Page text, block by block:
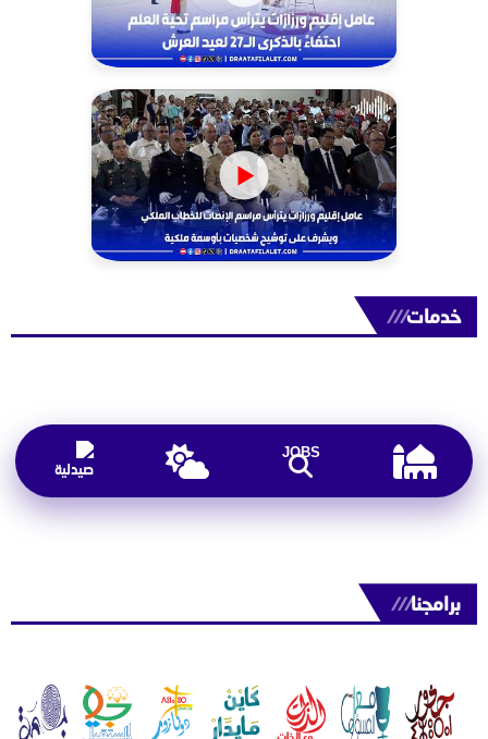
خدمات///
JOBS
برامجنا///